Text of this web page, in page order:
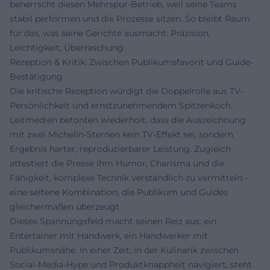
beherrscht diesen Mehrspur-Betrieb, weil seine Teams
stabil performen und die Prozesse sitzen. So bleibt Raum
für das, was seine Gerichte ausmacht: Präzision,
Leichtigkeit, Überraschung.
Rezeption & Kritik: Zwischen Publikumsfavorit und Guide-
Bestätigung
Die kritische Rezeption würdigt die Doppelrolle aus TV-
Persönlichkeit und ernstzunehmendem Spitzenkoch.
Leitmedien betonten wiederholt, dass die Auszeichnung
mit zwei Michelin-Sternen kein TV-Effekt sei, sondern
Ergebnis harter, reproduzierbarer Leistung. Zugleich
attestiert die Presse ihm Humor, Charisma und die
Fähigkeit, komplexe Technik verständlich zu vermitteln –
eine seltene Kombination, die Publikum und Guides
gleichermaßen überzeugt.
Dieses Spannungsfeld macht seinen Reiz aus: ein
Entertainer mit Handwerk, ein Handwerker mit
Publikumsnähe. In einer Zeit, in der Kulinarik zwischen
Social-Media-Hype und Produktknappheit navigiert, steht